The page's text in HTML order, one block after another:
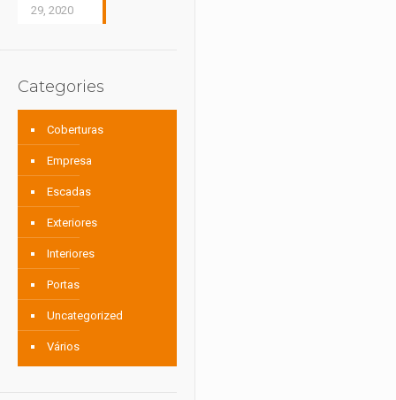
29, 2020
Categories
Coberturas
Empresa
Escadas
Exteriores
Interiores
Portas
Uncategorized
Vários